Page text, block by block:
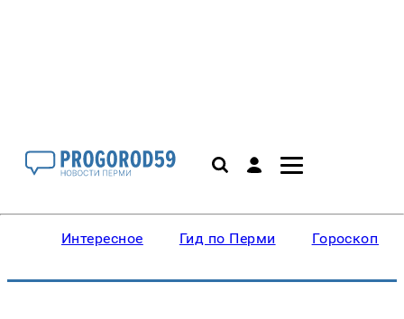
Интересное Гид по Перми Гороскопы